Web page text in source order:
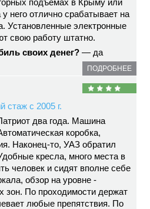
подъемах в Крыму или
него отлично срабатывает на
Установленные электронные
свою работу штатно.
своих денег? — да
ПОДРОБНЕЕ
стаж с 2005 г.
два года. Машина
коробка,
Наконец-то, УАЗ обратил
кресла, много места в
человек и сидят вполне себе
обзор на уровне -
зон. По проходимости держат
любые препятствия. По